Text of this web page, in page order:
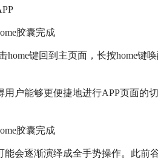
键回到主页面，长按home键唤
户能够更便捷地进行APP页面的
会逐渐演绎成全手势操作。此前